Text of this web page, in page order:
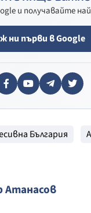
и получавайте
ни първи в Google
България
Атанасов